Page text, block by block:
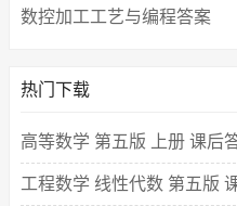
数控加工工艺与编程答案
热门下载
高等数学 第五版 上册 课后
工程数学 线性代数 第五版